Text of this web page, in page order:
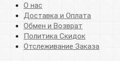
О нас
Доставка и Оплата
Обмен и Возврат
Политика Скидок
Отслеживание Заказа